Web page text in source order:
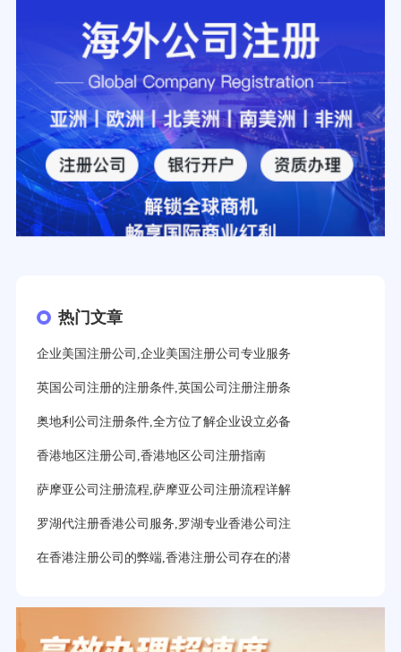
热门文章
企业美国注册公司,企业美国注册公司专业服务
英国公司注册的注册条件,英国公司注册注册条
奥地利公司注册条件,全方位了解企业设立必备
香港地区注册公司,香港地区公司注册指南
萨摩亚公司注册流程,萨摩亚公司注册流程详解
罗湖代注册香港公司服务,罗湖专业香港公司注
在香港注册公司的弊端,香港注册公司存在的潜